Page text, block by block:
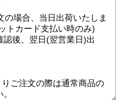
の場合、当日出荷いたしま
トカード支払い時のみ)
後、翌日(翌営業日)出
ご注文の際は通常商品の